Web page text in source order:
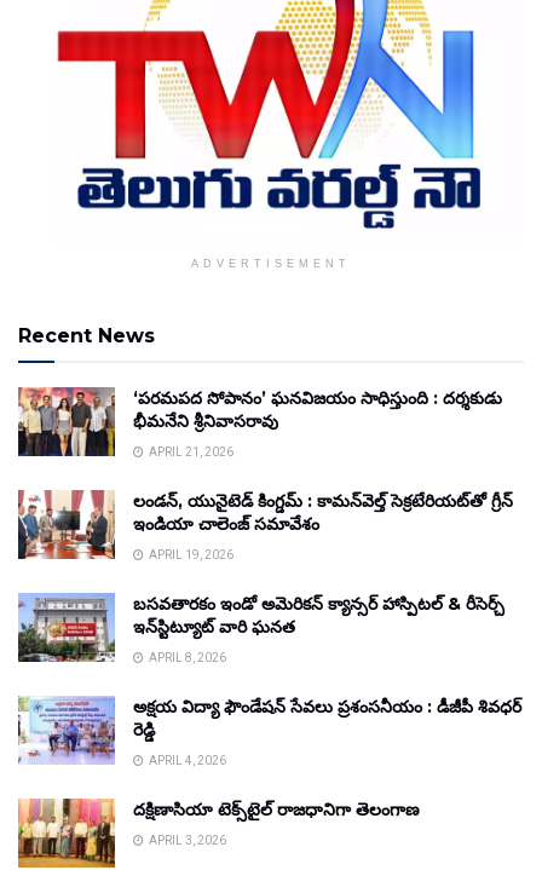
ADVERTISEMENT
Recent News
‘పరమపద సోపానం’ ఘనవిజయం సాధిస్తుంది : దర్శకుడు
భీమనేని శ్రీనివాసరావు
APRIL 21, 2026
లండన్, యునైటెడ్ కింగ్డమ్ : కామన్‌వెల్త్ సెక్రటేరియట్‌తో గ్రీన్
ఇండియా చాలెంజ్ సమావేశం
APRIL 19, 2026
బసవతారకం ఇండో అమెరికన్ క్యాన్సర్ హాస్పిటల్ & రీసెర్చ్
ఇన్‌స్టిట్యూట్ వారి ఘనత
APRIL 8, 2026
అక్షయ విద్యా ఫౌండేషన్ సేవలు ప్రశంసనీయం : డీజీపీ శివధర్
రెడ్డి
APRIL 4, 2026
దక్షిణాసియా టెక్స్‌టైల్ రాజధానిగా తెలంగాణ
APRIL 3, 2026